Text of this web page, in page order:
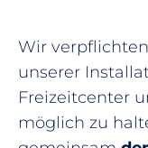
Wir
unserer
Freizeitcenter
möglich zu